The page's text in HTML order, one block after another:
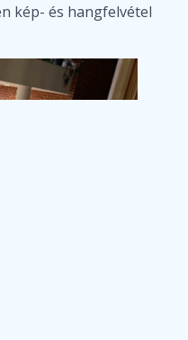
kép- és hangfelvétel